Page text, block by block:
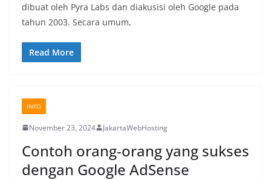
dibuat oleh Pyra Labs dan diakusisi oleh Google pada
tahun 2003. Secara umum,
Read More
INFO
November 23, 2024 JakartaWebHosting
Contoh orang-orang yang sukses
dengan Google AdSense